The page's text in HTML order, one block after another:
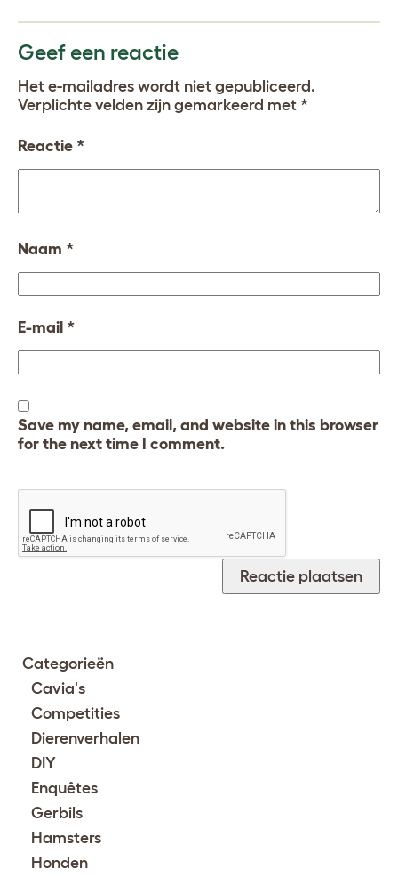
Geef een reactie
Het e-mailadres wordt niet gepubliceerd.
Verplichte velden zijn gemarkeerd met *
Reactie *
Naam *
E-mail *
Save my name, email, and website in this browser
for the next time I comment.
Categorieën
Cavia's
Competities
Dierenverhalen
DIY
Enquêtes
Gerbils
Hamsters
Honden